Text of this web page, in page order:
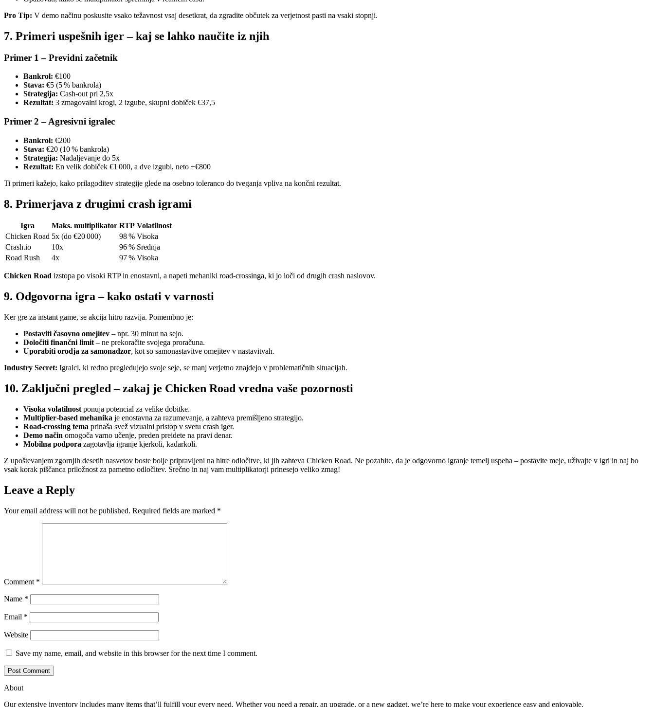
Pro Tip: V demo načinu poskusite vsako težavnost vsaj desetkrat, da zgradite občutek za verjetnost pasti na vsaki stopnji.
7. Primeri uspešnih iger – kaj se lahko naučite iz njih
Primer 1 – Previdni začetnik
Bankrol: €100
Stava: €5 (5 % bankrola)
Strategija: Cash‑out pri 2,5x
Rezultat: 3 zmagovalni krogi, 2 izgube, skupni dobiček €37,5
Primer 2 – Agresivni igralec
Bankrol: €200
Stava: €20 (10 % bankrola)
Strategija: Nadaljevanje do 5x
Rezultat: En velik dobiček €1 000, a dve izgubi, neto +€800
Ti primeri kažejo, kako prilagoditev strategije glede na osebno toleranco do tveganja vpliva na končni rezultat.
8. Primerjava z drugimi crash igrami
Igra Maks. multiplikator RTP Volatilnost
Chicken Road 5x (do €20 000) 98 % Visoka
Crash.io
10x 96 % Srednja
Road Rush
4x 97 % Visoka
Chicken Road izstopa po visoki RTP in enostavni, a napeti mehaniki road‑crossinga, ki jo loči od drugih crash naslovov.
9. Odgovorna igra – kako ostati v varnosti
Ker gre za instant game, se akcija hitro razvija. Pomembno je:
Postaviti časovno omejitev – npr. 30 minut na sejo.
Določiti finančni limit – ne prekoračite svojega proračuna.
Uporabiti orodja za samonadzor, kot so samonastavitve omejitev v nastavitvah.
Industry Secret: Igralci, ki redno pregledujejo svoje seje, se manj verjetno znajdejo v problematičnih situacijah.
10. Zaključni pregled – zakaj je Chicken Road vredna vaše pozornosti
Visoka volatilnost ponuja potencial za velike dobitke.
Multiplier‑based mehanika je enostavna za razumevanje, a zahteva premišljeno strategijo.
Road‑crossing tema prinaša svež vizualni pristop v svetu crash iger.
Demo način omogoča varno učenje, preden preidete na pravi denar.
Mobilna podpora zagotavlja igranje kjerkoli, kadarkoli.
Z upoštevanjem zgornjih desetih nasvetov boste bolje pripravljeni na hitre odločitve, ki jih zahteva Chicken Road. Ne pozabite, da je odgovorno igranje temelj uspeha – postavite meje, uživajte v igri in naj bo
vsak korak piščanca priložnost za pametno odločitev. Srečno in naj vam multiplikatorji prinesejo veliko zmag!
Leave a Reply
Your email address will not be published. Required fields are marked *
Comment *
Name *
Email *
Website
Save my name, email, and website in this browser for the next time I comment.
About
Our extensive inventory includes many items that’ll fulfill your every need. Whether you need a repair, an upgrade, or a new gadget, we’re here to make your experience easy and enjoyable.